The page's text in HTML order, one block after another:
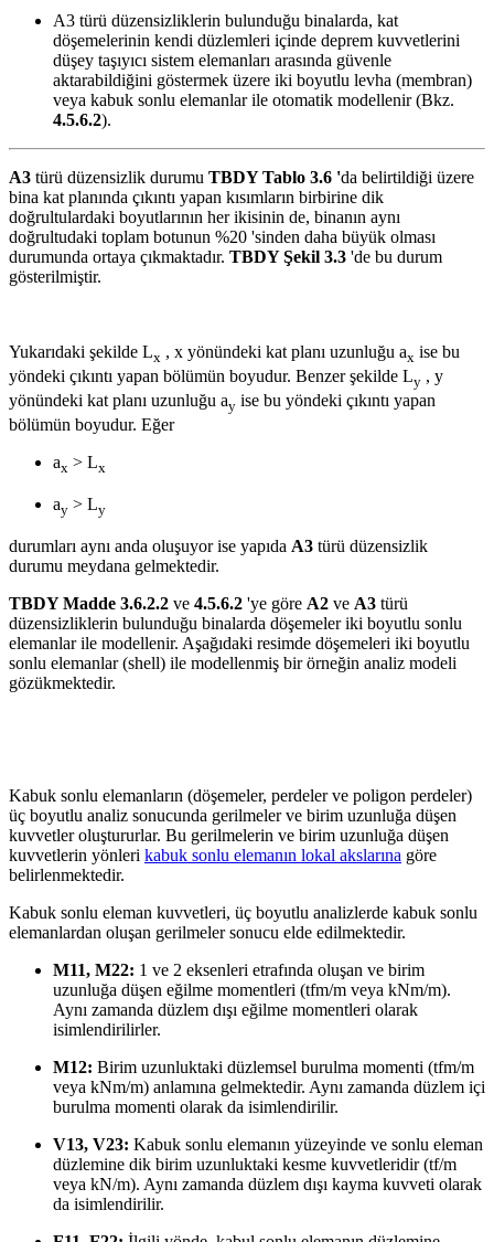
A3 türü düzensizliklerin bulunduğu binalarda, kat
döşemelerinin kendi düzlemleri içinde deprem kuvvetlerini
düşey taşıyıcı sistem elemanları arasında güvenle
aktarabildiğini göstermek üzere iki boyutlu levha (membran)
veya kabuk sonlu elemanlar ile otomatik modellenir (Bkz.
4.5.6.2).
A3 türü düzensizlik durumu TBDY Tablo 3.6 'da belirtildiği üzere
bina kat planında çıkıntı yapan kısımların birbirine dik
doğrultulardaki boyutlarının her ikisinin de, binanın aynı
doğrultudaki toplam botunun %20 'sinden daha büyük olması
durumunda ortaya çıkmaktadır. TBDY Şekil 3.3 'de bu durum
gösterilmiştir.
Yukarıdaki şekilde Lx , x yönündeki kat planı uzunluğu ax ise bu
yöndeki çıkıntı yapan bölümün boyudur. Benzer şekilde Ly , y
yönündeki kat planı uzunluğu ay ise bu yöndeki çıkıntı yapan
bölümün boyudur. Eğer
ax > Lx
ay > Ly
durumları aynı anda oluşuyor ise yapıda A3 türü düzensizlik
durumu meydana gelmektedir.
TBDY Madde 3.6.2.2 ve 4.5.6.2 'ye göre A2 ve A3 türü
düzensizliklerin bulunduğu binalarda döşemeler iki boyutlu sonlu
elemanlar ile modellenir. Aşağıdaki resimde döşemeleri iki boyutlu
sonlu elemanlar (shell) ile modellenmiş bir örneğin analiz modeli
gözükmektedir.
Kabuk sonlu elemanların (döşemeler, perdeler ve poligon perdeler)
üç boyutlu analiz sonucunda gerilmeler ve birim uzunluğa düşen
kuvvetler oluştururlar. Bu gerilmelerin ve birim uzunluğa düşen
kuvvetlerin yönleri kabuk sonlu elemanın lokal akslarına göre
belirlenmektedir.
Kabuk sonlu eleman kuvvetleri, üç boyutlu analizlerde kabuk sonlu
elemanlardan oluşan gerilmeler sonucu elde edilmektedir.
M11, M22: 1 ve 2 eksenleri etrafında oluşan ve birim
uzunluğa düşen eğilme momentleri (tfm/m veya kNm/m).
Aynı zamanda düzlem dışı eğilme momentleri olarak
isimlendirilirler.
M12: Birim uzunluktaki düzlemsel burulma momenti (tfm/m
veya kNm/m) anlamına gelmektedir. Aynı zamanda düzlem içi
burulma momenti olarak da isimlendirilir.
V13, V23: Kabuk sonlu elemanın yüzeyinde ve sonlu eleman
düzlemine dik birim uzunluktaki kesme kuvvetleridir (tf/m
veya kN/m). Aynı zamanda düzlem dışı kayma kuvveti olarak
da isimlendirilir.